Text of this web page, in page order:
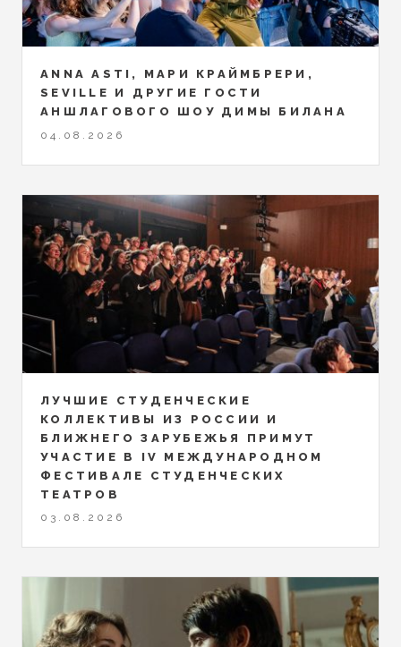
ANNA ASTI, МАРИ КРАЙМБРЕРИ,
SEVILLE И ДРУГИЕ ГОСТИ
АНШЛАГОВОГО ШОУ ДИМЫ БИЛАНА
04.08.2026
ЛУЧШИЕ СТУДЕНЧЕСКИЕ
КОЛЛЕКТИВЫ ИЗ РОССИИ И
БЛИЖНЕГО ЗАРУБЕЖЬЯ ПРИМУТ
УЧАСТИЕ В IV МЕЖДУНАРОДНОМ
ФЕСТИВАЛЕ СТУДЕНЧЕСКИХ
ТЕАТРОВ
03.08.2026